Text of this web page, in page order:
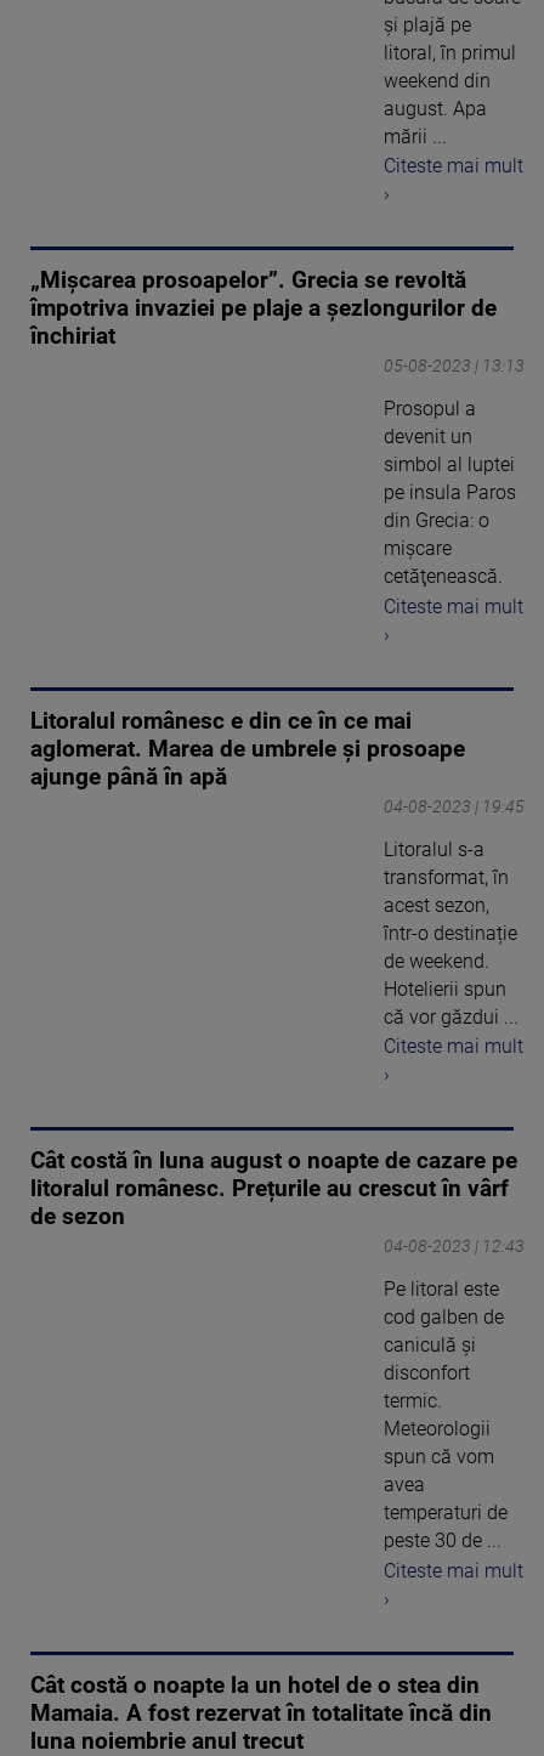
și plajă pe
litoral, în primul
weekend din
august. Apa
mării ...
Citeste mai mult
›
„Mişcarea prosoapelor”. Grecia se revoltă
împotriva invaziei pe plaje a şezlongurilor de
închiriat
05-08-2023 | 13:13
Prosopul a
devenit un
simbol al luptei
pe insula Paros
din Grecia: o
mişcare
cetăţenească.
Citeste mai mult
›
Litoralul românesc e din ce în ce mai
aglomerat. Marea de umbrele și prosoape
ajunge până în apă
04-08-2023 | 19:45
Litoralul s-a
transformat, în
acest sezon,
într-o destinație
de weekend.
Hotelierii spun
că vor găzdui ...
Citeste mai mult
›
Cât costă în luna august o noapte de cazare pe
litoralul românesc. Prețurile au crescut în vârf
de sezon
04-08-2023 | 12:43
Pe litoral este
cod galben de
caniculă și
disconfort
termic.
Meteorologii
spun că vom
avea
temperaturi de
peste 30 de ...
Citeste mai mult
›
Cât costă o noapte la un hotel de o stea din
Mamaia. A fost rezervat în totalitate încă din
luna noiembrie anul trecut